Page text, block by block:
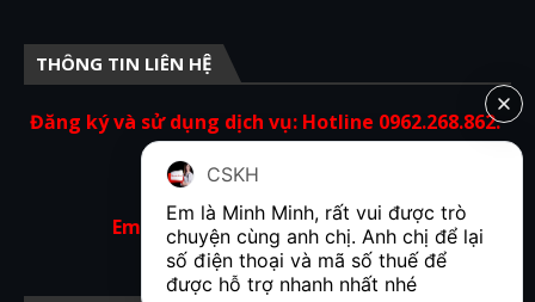
THÔNG TIN LIÊN HỆ
Đăng ký và sử dụng dịch vụ: Hotline 0962.268.862.
Hỗ trợ kỹ thuật: 19001854.
Email: contact@bkav-ca.com.vn
CSKH
Em là Minh Minh, rất vui được trò
chuyện cùng anh chị. Anh chị để lại
số điện thoại và mã số thuế để
được hỗ trợ nhanh nhất nhé